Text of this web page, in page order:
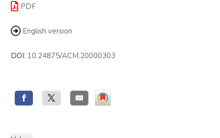
PDF
English version
DOI: 10.24875/ACM.20000303